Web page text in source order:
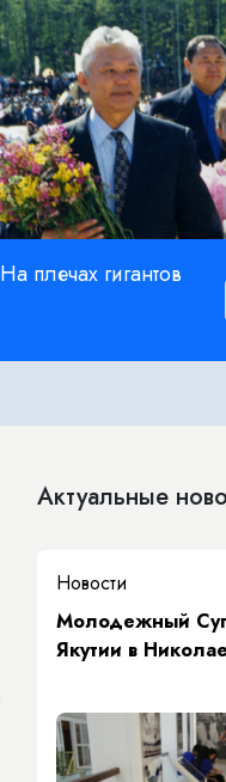
На плечах гигантов
Актуальные
Новости
Молодежный
Якутии в